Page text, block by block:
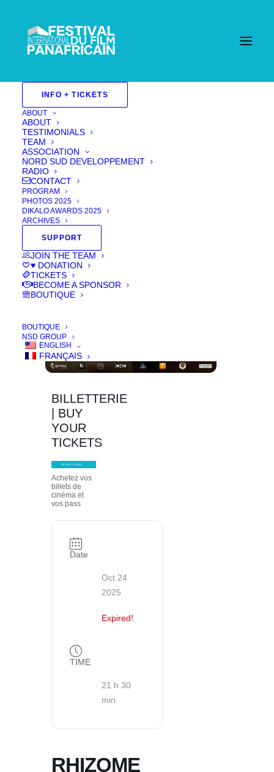
INFO + TICKETS
ABOUT
ABOUT
TESTIMONIALS
TEAM
ASSOCIATION
NORD SUD DEVELOPPEMENT
RADIO
CONTACT
PROGRAM
PHOTOS 2025
DIKALO AWARDS 2025
ARCHIVES
SUPPORT
JOIN THE TEAM
♥ DONATION
TICKETS
BECOME A SPONSOR
BOUTIQUE
BOUTIQUE
NSD GROUP
ENGLISH
FRANÇAIS
Events - Festival International Du Film Pan Africain
BILLETTERIE
| BUY
YOUR
TICKETS
Achetez vos
billets de
cinéma et
vos pass
Date
Oct 24
2025
Expired!
TIME
21 h 30
min
RHIZOME